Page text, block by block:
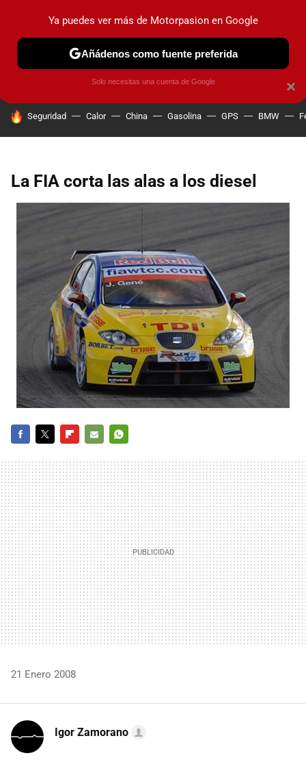
PRUEBAS COCHES ELÉCTRICOS OBSERVATORIO
HOY SE HABLA DE
Seguridad Calor China Gasolina GPS BMW
La FIA corta las alas a los diesel
MAIL
21 Enero 2008
Igor Zamorano
×
Ya puedes ver más de Motorpasion en Google
Añádenos como fuente preferida
Solo necesitas una cuenta de Google